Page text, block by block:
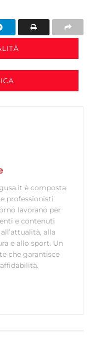
è composta
professionisti
lavorano per
e contenuti
alla
e allo sport. Un
che garantisce